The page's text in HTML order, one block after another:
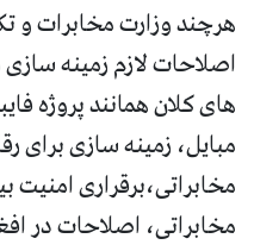
هرچند وزارت مخابرات و
اصلاحات لازم زمینه
های کلان همانند پروژه
مبایل، زمینه سازی برای
مخابراتی،برقراری امنیت
مخابراتی، اصلاحات در